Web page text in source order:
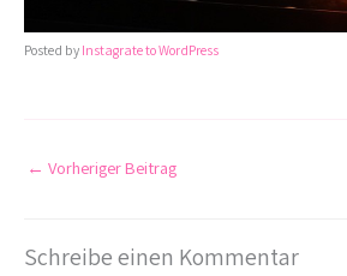
Posted by Instagrate to WordPress
← Vorheriger Beitrag
Schreibe einen Kommentar